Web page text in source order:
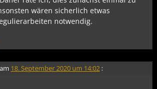
wären sicherlich etwas
notwendig.
18. September 2020 um 14:02 :